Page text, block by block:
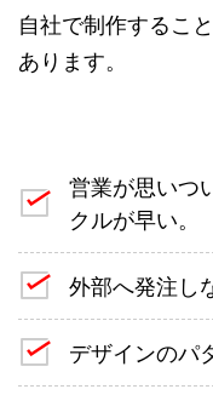
自社で制作するこ
あります。
営業が思いつ
クルが早い。
外部へ発注し
デザインのパ